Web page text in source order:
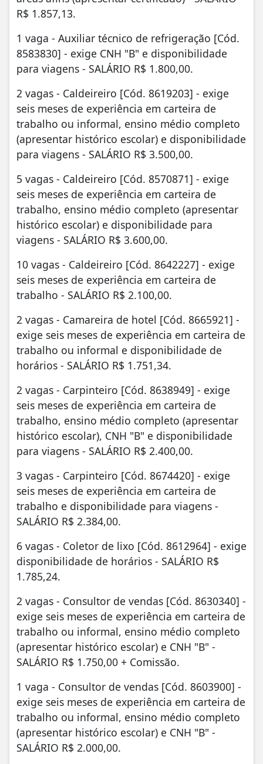
R$ 1.857,13.
1 vaga - Auxiliar técnico de refrigeração [Cód.
8583830] - exige CNH "B" e disponibilidade
para viagens - SALÁRIO R$ 1.800,00.
2 vagas - Caldeireiro [Cód. 8619203] - exige
seis meses de experiência em carteira de
trabalho ou informal, ensino médio completo
(apresentar histórico escolar) e disponibilidade
para viagens - SALÁRIO R$ 3.500,00.
5 vagas - Caldeireiro [Cód. 8570871] - exige
seis meses de experiência em carteira de
trabalho, ensino médio completo (apresentar
histórico escolar) e disponibilidade para
viagens - SALÁRIO R$ 3.600,00.
10 vagas - Caldeireiro [Cód. 8642227] - exige
seis meses de experiência em carteira de
trabalho - SALÁRIO R$ 2.100,00.
2 vagas - Camareira de hotel [Cód. 8665921] -
exige seis meses de experiência em carteira de
trabalho ou informal e disponibilidade de
horários - SALÁRIO R$ 1.751,34.
2 vagas - Carpinteiro [Cód. 8638949] - exige
seis meses de experiência em carteira de
trabalho, ensino médio completo (apresentar
histórico escolar), CNH "B" e disponibilidade
para viagens - SALÁRIO R$ 2.400,00.
3 vagas - Carpinteiro [Cód. 8674420] - exige
seis meses de experiência em carteira de
trabalho e disponibilidade para viagens -
SALÁRIO R$ 2.384,00.
6 vagas - Coletor de lixo [Cód. 8612964] - exige
disponibilidade de horários - SALÁRIO R$
1.785,24.
2 vagas - Consultor de vendas [Cód. 8630340] -
exige seis meses de experiência em carteira de
trabalho ou informal, ensino médio completo
(apresentar histórico escolar) e CNH "B" -
SALÁRIO R$ 1.750,00 + Comissão.
1 vaga - Consultor de vendas [Cód. 8603900] -
exige seis meses de experiência em carteira de
trabalho ou informal, ensino médio completo
(apresentar histórico escolar) e CNH "B" -
SALÁRIO R$ 2.000,00.